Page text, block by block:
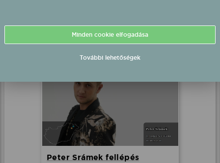
Részletek
Peter Srámek fellépés
Minden cookie elfogadása
További lehetőségek